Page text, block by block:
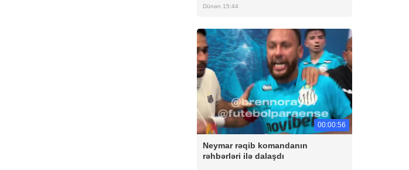
Dünən 15:44
00:00:56
Neymar rəqib komandanın
rəhbərləri ilə dalaşdı